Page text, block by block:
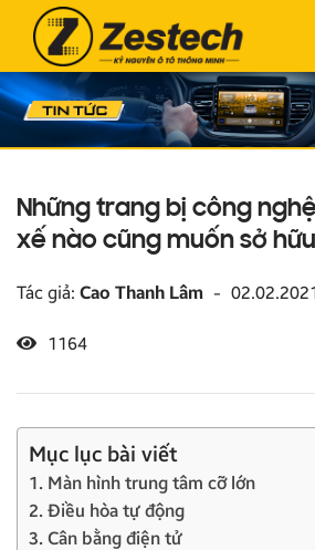
Những trang bị công
xế nào cũng muốn sở hữu
Tác giả: Cao Thanh Lâm -
1164
Mục lục bài viết
1. Màn hình trung tâm cỡ lớn
2. Điều hòa tự động
3. Cân bằng điện tử